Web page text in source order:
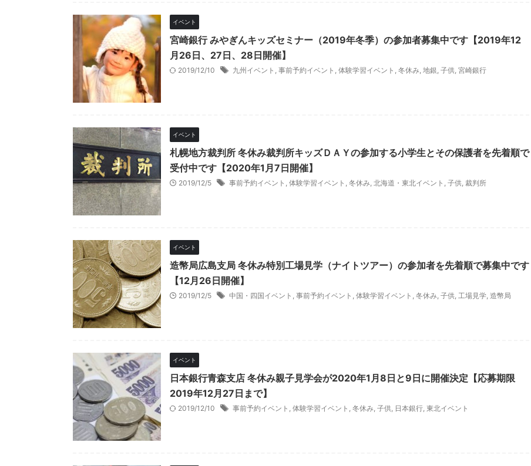
イベント
宮崎銀行 みやぎんキッズセミナー（2019年冬季）の参加者募集中です【2019年12
月26日、27日、28日開催】
2019/12/10 九州イベント , 事前予約イベント , 体験学習イベント , 冬休み, 地銀, 子供, 宮崎銀行
イベント
札幌地方裁判所 冬休み裁判所キッズＤＡＹの参加する小学生とその保護者を先着順で
受付中です【2020年1月7日開催】
2019/12/5 事前予約イベント , 体験学習イベント , 冬休み, 北海道・東北イベント , 子供, 裁判所
イベント
造幣局広島支局 冬休み特別工場見学（ナイトツアー）の参加者を先着順で募集中です
【12月26日開催】
2019/12/5 中国・四国イベント , 事前予約イベント , 体験学習イベント , 冬休み, 子供, 工場見学, 造幣局
イベント
日本銀行青森支店 冬休み親子見学会が2020年1月8日と9日に開催決定【応募期限
2019年12月27日まで】
2019/12/10 事前予約イベント , 体験学習イベント , 冬休み, 子供, 日本銀行, 東北イベント